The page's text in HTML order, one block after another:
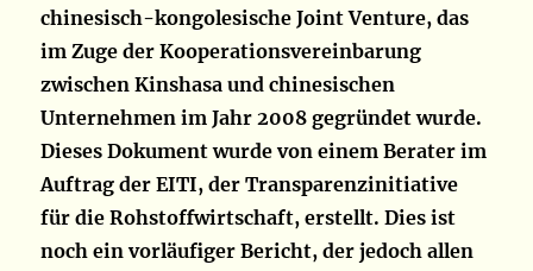
chinesisch-kongolesische Joint Venture, das
im Zuge der Kooperationsvereinbarung
zwischen Kinshasa und chinesischen
Unternehmen im Jahr 2008 gegründet wurde.
Dieses Dokument wurde von einem Berater im
Auftrag der EITI, der Transparenzinitiative
für die Rohstoffwirtschaft, erstellt. Dies ist
noch ein vorläufiger Bericht, der jedoch allen